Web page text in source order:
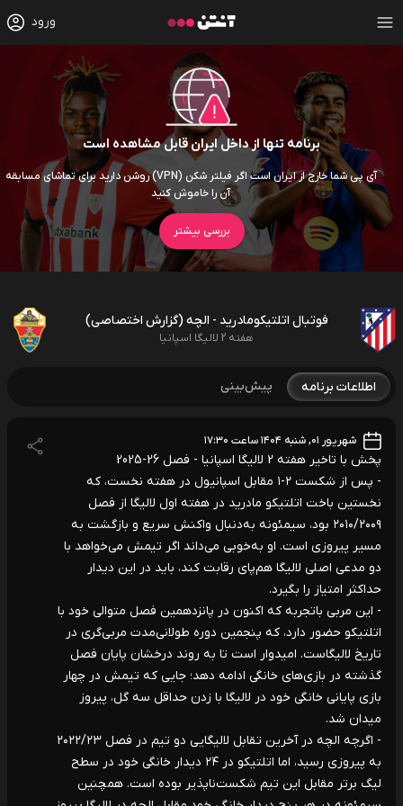
ورود
برنامه تنها از داخل ایران قابل مشاهده است
آی پی شما خارج از ایران است اگر فیلتر شکن (VPN) روشن دارید برای تماشای مسابقه
آن را خاموش کنید
بررسی بیشتر
فوتبال اتلتیکومادرید - الچه (گزارش اختصاصی)
هفته 2 لالیگا اسپانیا
اطلاعات برنامه پیش‌بینی
شهریور ۰۱, شنبه ۱۴۰۴ ساعت ۱۷:۳۰
پخش با تاخیر هفته 2 لالیگا اسپانیا - فصل 26-2025
- پس از شکست ۲-۱ مقابل اسپانیول در هفته نخست، که
نخستین باخت اتلتیکو مادرید در هفته اول لالیگا از فصل
۲۰۱۰/۲۰۰۹ بود، سیمئونه به‌دنبال واکنش سریع و بازگشت به
مسیر پیروزی است. او به‌خوبی می‌داند اگر تیمش می‌خواهد با
دو مدعی اصلی لالیگا هم‌پای رقابت کند، باید در این دیدار
حداکثر امتیاز را بگیرد.
- این مربی باتجربه که اکنون در پانزدهمین فصل متوالی خود با
اتلتیکو حضور دارد، که پنجمین دوره طولانی‌مدت مربی‌گری در
تاریخ لالیگاست. امیدوار است تا به روند درخشان پایان فصل
گذشته در بازی‌های خانگی ادامه دهد؛ جایی که تیمش در چهار
بازی پایانی خانگی خود در لالیگا با زدن حداقل سه گل، پیروز
میدان شد.
- اگرچه الچه در آخرین تقابل لالیگایی دو تیم در فصل ۲۰۲۲/۲۳
به پیروزی رسید، اما اتلتیکو در ۲۴ دیدار خانگی خود در سطح
لیگ برتر مقابل این تیم شکست‌ناپذیر بوده است. همچنین